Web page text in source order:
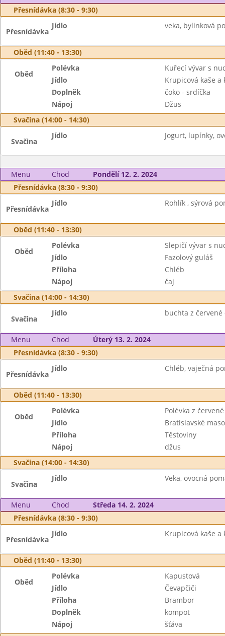
Přesnídávka (8:30 - 9:30)
Přesnídávka
Jídlo veka, bylinková
Oběd (11:40 - 13:30)
Oběd
Polévka
Kuřecí vývar s
Jídlo
Krupicová kaše a
Doplněk
čoko - srdíčka
Nápoj
Džus
Svačina (14:00 - 14:30)
Svačina
Jídlo Jogurt, lupínky,
Menu Chod
Pondělí 12. 2. 2024
Přesnídávka (8:30 - 9:30)
Přesnídávka
Jídlo Rohlík , sýrová
Oběd (11:40 - 13:30)
Oběd
Polévka
Slepičí vývar s
Jídlo
Fazolový guláš
Příloha
Chléb
Nápoj
čaj
Svačina (14:00 - 14:30)
Svačina
Jídlo buchta z červené
Menu Chod
Úterý 13. 2. 2024
Přesnídávka (8:30 - 9:30)
Přesnídávka
Jídlo Chléb, vaječná
Oběd (11:40 - 13:30)
Oběd
Polévka
Polévka z
Jídlo
Bratislavské maso
Příloha
Těstoviny
Nápoj
džus
Svačina (14:00 - 14:30)
Svačina
Jídlo Veka, ovocná
Menu Chod
Středa 14. 2. 2024
Přesnídávka (8:30 - 9:30)
Přesnídávka
Jídlo Krupicová kaše a
Oběd (11:40 - 13:30)
Oběd
Polévka
Kapustová
Jídlo
Čevapčiči
Příloha
Brambor
Doplněk
kompot
Nápoj
šťáva